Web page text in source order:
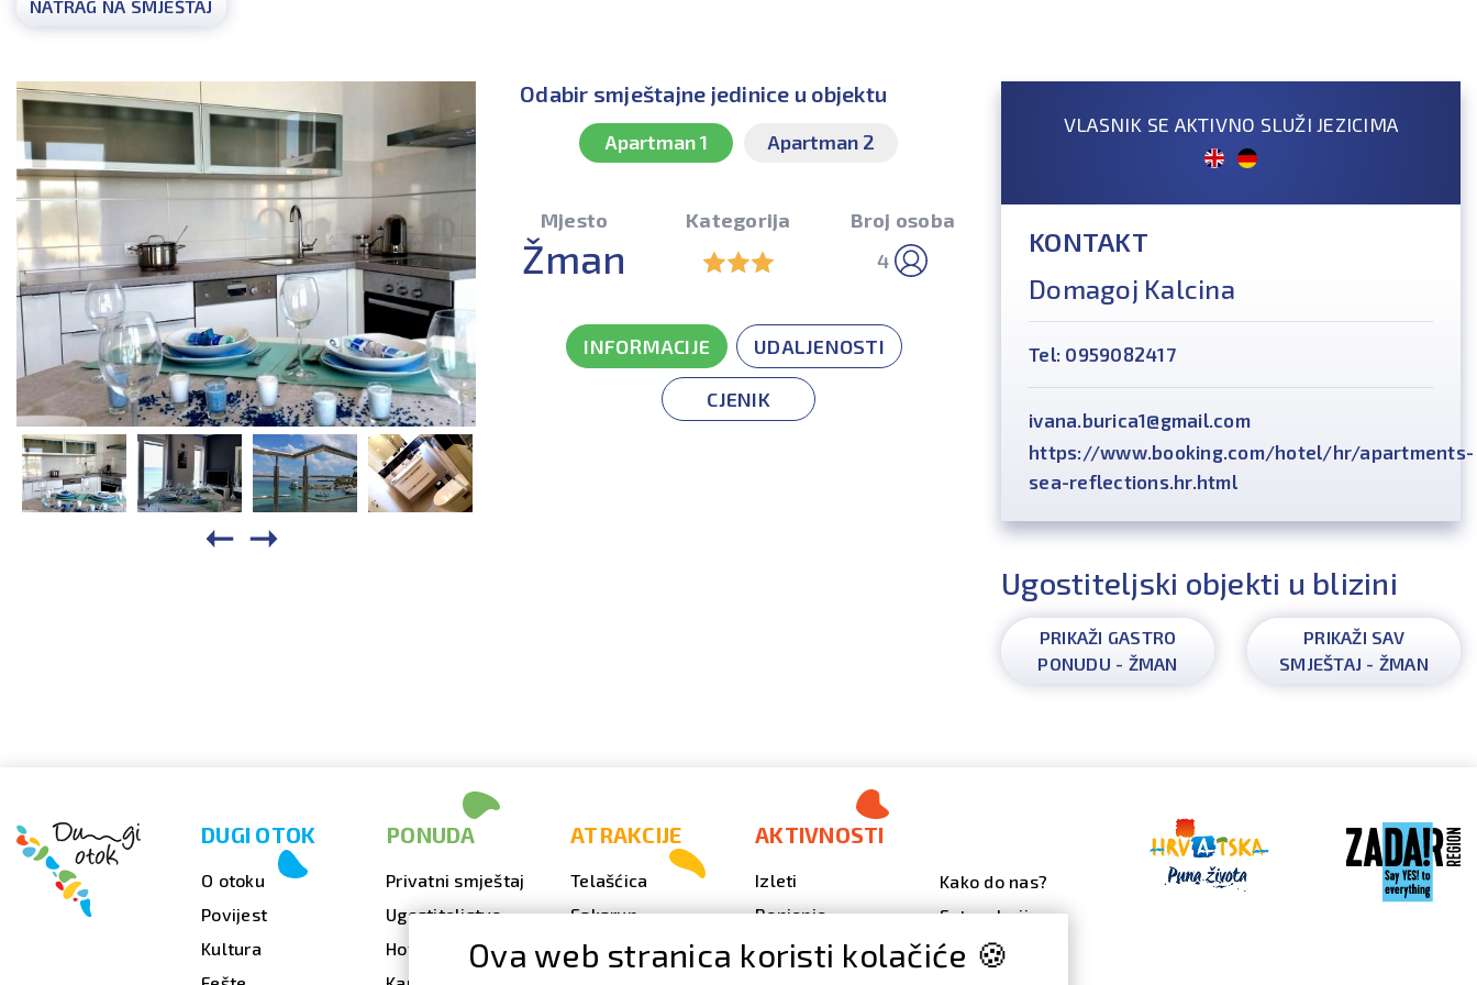
NATRAG NA SMJEŠTAJ
Odabir smještajne jedinice u objektu
Apartman 1 Apartman 2
Mjesto
Žman
Kategorija
Broj osoba
4
INFORMACIJE UDALJENOSTI
CJENIK
VLASNIK SE AKTIVNO SLUŽI JEZICIMA
KONTAKT
Domagoj Kalcina
Tel: 0959082417
ivana.burica1@gmail.com
https://www.booking.com/hotel/hr/apartments-
sea-reflections.hr.html
Ugostiteljski objekti u blizini
PRIKAŽI GASTRO
PONUDU - ŽMAN
PRIKAŽI SAV
SMJEŠTAJ - ŽMAN
DUGI OTOK
O otoku
Povijest
Kultura
PONUDA
Privatni smještaj
Ugostiteljstvo
Hoteli
ATRAKCIJE
Telašćica
Sakarun
Svjetionik Veli Rat
AKTIVNOSTI
Izleti
Ronjenje
Outdoor
Kako do nas?
Fotogalerija
Video galerija
Ova web stranica koristi kolačiće 🍪